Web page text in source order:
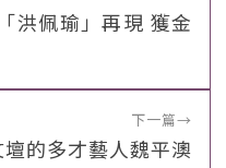
洪佩瑜」再現 獲金
下一篇→
的多才藝人魏平澳